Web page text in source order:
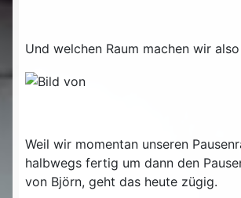
Und welchen Raum machen wir
Weil wir momentan unseren
halbwegs fertig um dann den
von Björn, geht das heute zügig.